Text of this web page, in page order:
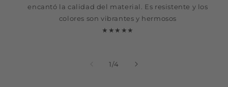
encantó la calidad del material. Es resistente y los
colores son vibrantes y hermosos
★★★★★
1/de
4